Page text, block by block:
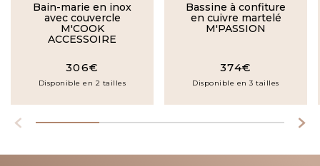
Bain-marie en inox
avec couvercle
M'COOK
ACCESSOIRE
306€
Disponible en 2 tailles
Bassine à confiture
en cuivre martelé
M'PASSION
374€
Disponible en 3 tailles